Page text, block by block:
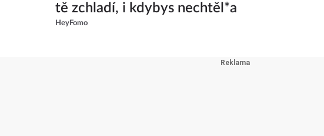
tě zchladí, i kdybys nechtěl*a
HeyFomo